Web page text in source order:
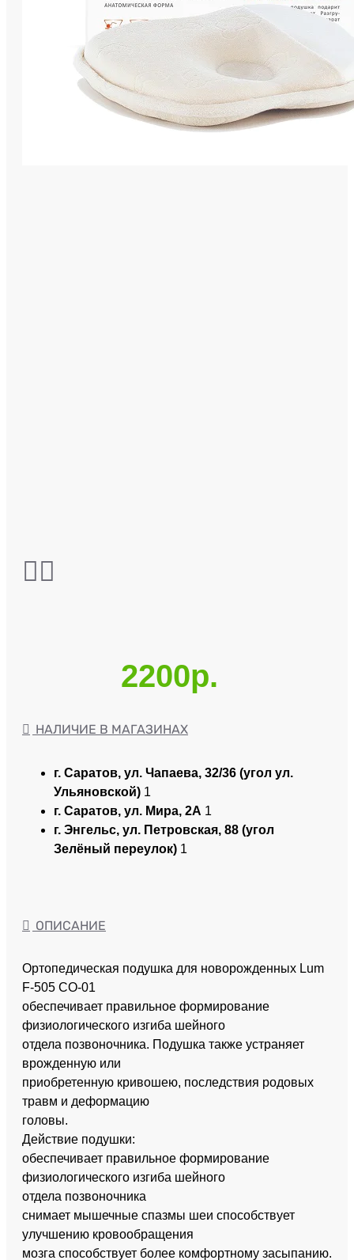
2200р.
НАЛИЧИЕ В МАГАЗИНАХ
г. Саратов, ул. Чапаева, 32/36 (угол ул.
Ульяновской) 1
г. Саратов, ул. Мира, 2А 1
г. Энгельс, ул. Петровская, 88 (угол
Зелёный переулок) 1
ОПИСАНИЕ
Ортопедическая подушка для новорожденных Lum
F-505 CO-01
обеспечивает правильное формирование
физиологического изгиба шейного
отдела позвоночника. Подушка также устраняет
врожденную или
приобретенную кривошею, последствия родовых
травм и деформацию
головы.
Действие подушки:
обеспечивает правильное формирование
физиологического изгиба шейного
отдела позвоночника
снимает мышечные спазмы шеи способствует
улучшению кровообращения
мозга способствует более комфортному засыпанию.